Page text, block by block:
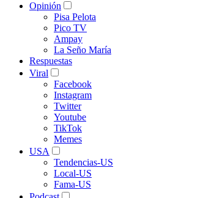
Opinión
Pisa Pelota
Pico TV
Ampay
La Seño María
Respuestas
Viral
Facebook
Instagram
Twitter
Youtube
TikTok
Memes
USA
Tendencias-US
Local-US
Fama-US